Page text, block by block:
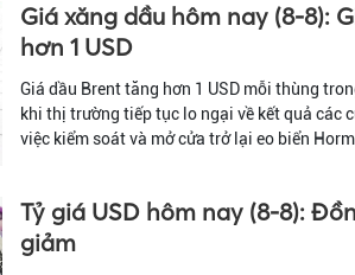
Giá xăng dầu hôm nay (8-8):
hơn 1 USD
Giá dầu Brent tăng hơn 1 USD mỗi thùng
khi thị trường tiếp tục lo ngại về kết quả các
việc kiểm soát và mở cửa trở lại eo biển
Tỷ giá USD hôm nay (8-8):
giảm